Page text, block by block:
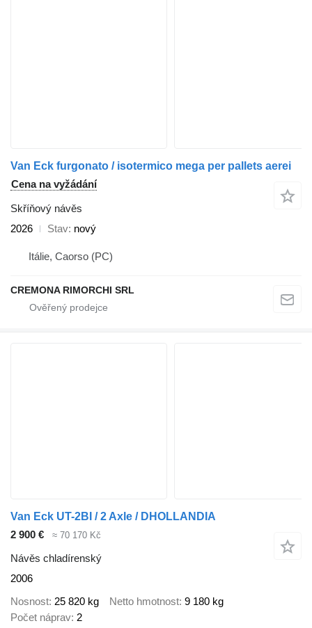
Van Eck furgonato / isotermico mega per pallets aerei
Cena na vyžádání
Skříňový návěs
2026
Stav nový
Itálie, Caorso (PC)
CREMONA RIMORCHI SRL
Van Eck UT-2BI / 2 Axle / DHOLLANDIA
2 900 €
≈ 70 170 Kč
Návěs chladírenský
2006
Nosnost 25 820 kg Netto hmotnost 9 180 kg
Počet náprav 2